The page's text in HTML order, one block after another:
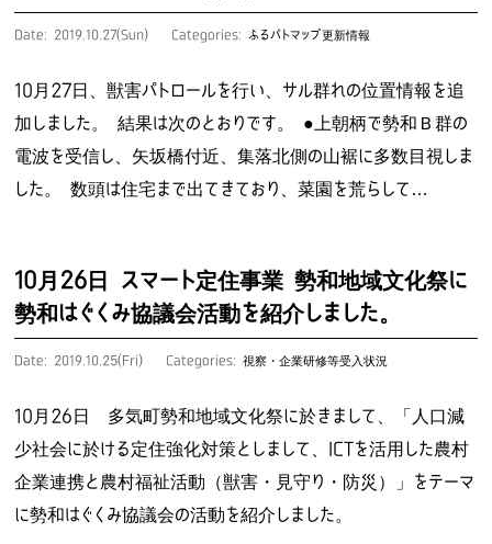
Date: 2019.10.27(Sun) Categories:ふるパトマップ更新情報
10月27日、獣害パトロールを行い、サル群れの位置情報を追
加しました。 結果は次のとおりです。 ●上朝柄で勢和Ｂ群の
電波を受信し、矢坂橋付近、集落北側の山裾に多数目視しま
した。 数頭は住宅まで出てきており、菜園を荒らして…
10月26日 スマート定住事業 勢和地域文化祭に
勢和はぐくみ協議会活動を紹介しました。
Date: 2019.10.25(Fri) Categories:視察・企業研修等受入状況
10月26日 多気町勢和地域文化祭に於きまして、「人口減
少社会に於ける定住強化対策としまして、ICTを活用した農村
企業連携と農村福祉活動（獣害・見守り・防災）」をテーマ
に勢和はぐくみ協議会の活動を紹介しました。